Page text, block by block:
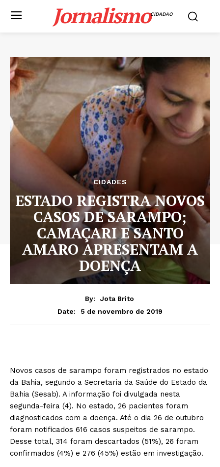
JornalismoCIDADAO
CIDADES
ESTADO REGISTRA NOVOS
CASOS DE SARAMPO;
CAMAÇARI E SANTO
AMARO APRESENTAM A
DOENÇA
By:
Jota Brito
Date:
5 de novembro de 2019
Novos casos de sarampo foram registrados no estado
da Bahia, segundo a Secretaria da Saúde do Estado da
Bahia (Sesab). A informação foi divulgada nesta
segunda-feira (4). No estado, 26 pacientes foram
diagnosticados com a doença. Até o dia 26 de outubro
foram notificados 616 casos suspeitos de sarampo.
Desse total, 314 foram descartados (51%), 26 foram
confirmados (4%) e 276 (45%) estão em investigação.